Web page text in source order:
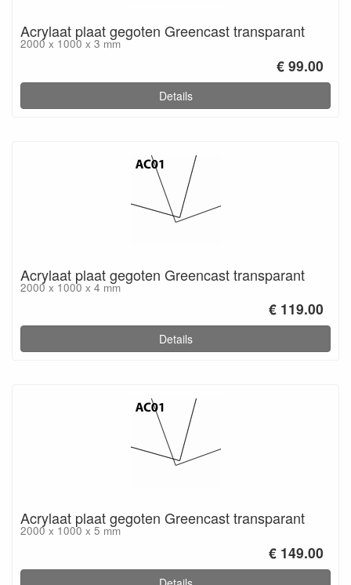
Acrylaat plaat gegoten Greencast transparant
2000 x 1000 x 3 mm
€ 99.00
Details
Acrylaat plaat gegoten Greencast transparant
2000 x 1000 x 4 mm
€ 119.00
Details
Acrylaat plaat gegoten Greencast transparant
2000 x 1000 x 5 mm
€ 149.00